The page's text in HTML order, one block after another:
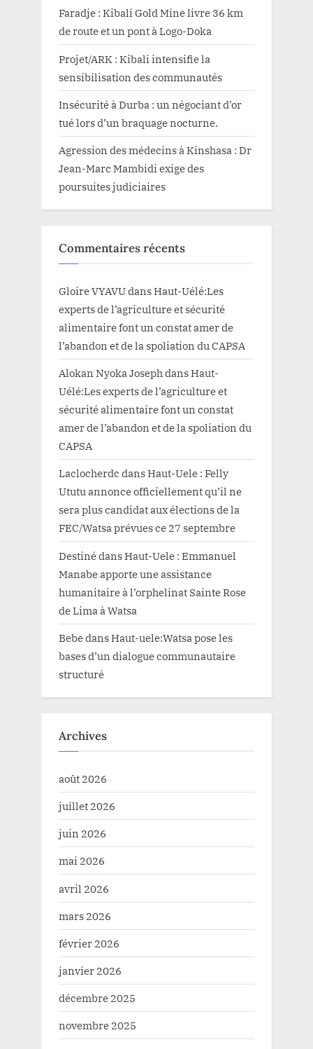
Faradje : Kibali Gold Mine livre 36 km
de route et un pont à Logo-Doka
Projet/ARK : Kibali intensifie la
sensibilisation des communautés
Insécurité à Durba : un négociant d’or
tué lors d’un braquage nocturne.
Agression des médecins à Kinshasa : Dr
Jean-Marc Mambidi exige des
poursuites judiciaires
Commentaires récents
Gloire VYAVUdansHaut-Uélé:Les
experts de l’agriculture et sécurité
alimentaire font un constat amer de
l’abandon et de la spoliation du CAPSA
Alokan Nyoka JosephdansHaut-
Uélé:Les experts de l’agriculture et
sécurité alimentaire font un constat
amer de l’abandon et de la spoliation du
CAPSA
Laclocherdc dansHaut-Uele : Felly
Ututu annonce officiellement qu’il ne
sera plus candidat aux élections de la
FEC/Watsa prévues ce 27 septembre
DestinédansHaut-Uele : Emmanuel
Manabe apporte une assistance
humanitaire à l’orphelinat Sainte Rose
de Lima à Watsa
BebedansHaut-uele:Watsa pose les
bases d’un dialogue communautaire
structuré
Archives
août 2026
juillet 2026
juin 2026
mai 2026
avril 2026
mars 2026
février 2026
janvier 2026
décembre 2025
novembre 2025